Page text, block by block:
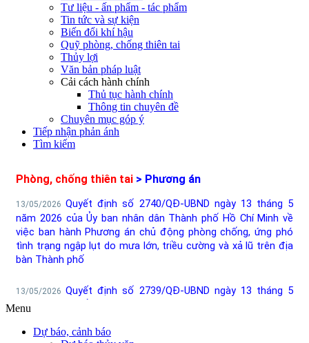
Tư liệu - ấn phẩm - tác phẩm
Tin tức và sự kiện
Biến đổi khí hậu
Quỹ phòng, chống thiên tai
Thủy lợi
Văn bản pháp luật
Cải cách hành chính
Thủ tục hành chính
Thông tin chuyên đề
Chuyên mục góp ý
Tiếp nhận phản ánh
Tìm kiếm
Menu
Dự báo, cảnh báo